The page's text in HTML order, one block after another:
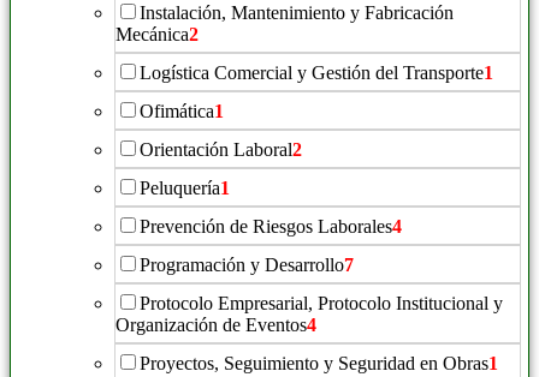
Instalación, Mantenimiento y Fabricación
Mecánica2
Logística Comercial y Gestión del Transporte1
Ofimática1
Orientación Laboral2
Peluquería1
Prevención de Riesgos Laborales4
Programación y Desarrollo7
Protocolo Empresarial, Protocolo Institucional y
Organización de Eventos4
Proyectos, Seguimiento y Seguridad en Obras1